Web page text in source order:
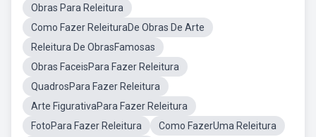
Obras Para Releitura
Como Fazer ReleituraDe Obras De Arte
Releitura De ObrasFamosas
Obras FaceisPara Fazer Releitura
QuadrosPara Fazer Releitura
Arte FigurativaPara Fazer Releitura
FotoPara Fazer Releitura
Como FazerUma Releitura